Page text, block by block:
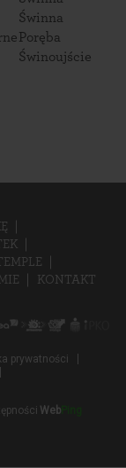
Świnna
Poręba
Świnoujście
KONTAKT
prywatności
Web